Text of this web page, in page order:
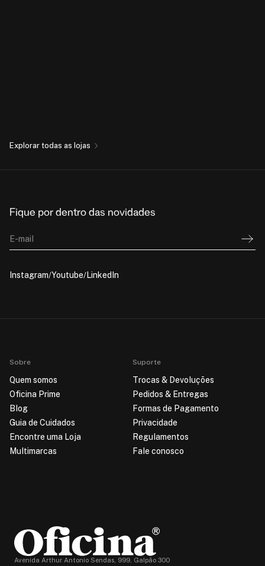
Explorar todas as lojas
Fique por dentro das novidades
E-mail
Instagram Youtube LinkedIn
Sobre
Quem somos
Oficina Prime
Blog
Guia de Cuidados
Encontre uma Loja
Multimarcas
Suporte
Trocas & Devoluções
Pedidos & Entregas
Formas de Pagamento
Privacidade
Regulamentos
Fale conosco
Avenida Arthur Antonio Sendas, 999, Galpão 300